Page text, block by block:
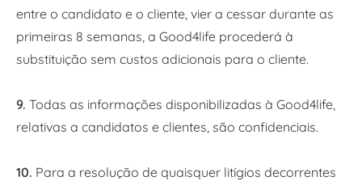
entre o candidato e o cliente, vier a cessar durante as
primeiras 8 semanas, a Good4life procederá à
substituição sem custos adicionais para o cliente.
9. Todas as informações disponibilizadas à Good4life,
relativas a candidatos e clientes, são confidenciais.
10. Para a resolução de quaisquer litígios decorrentes